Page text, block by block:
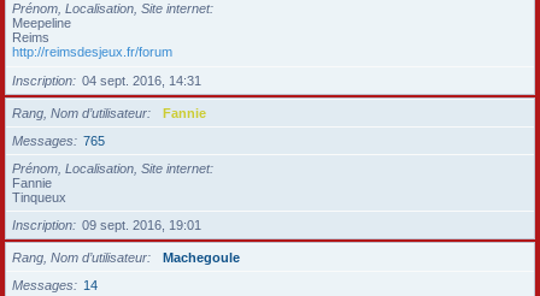
Prénom, Localisation, Site internet
Meepeline
Reims
http://reimsdesjeux.fr/forum
Inscription
04 sept. 2016, 14:31
Rang, Nom d’utilisateur
Fannie
Messages
765
Prénom, Localisation, Site internet
Fannie
Tinqueux
Inscription
09 sept. 2016, 19:01
Rang, Nom d’utilisateur
Machegoule
Messages
14